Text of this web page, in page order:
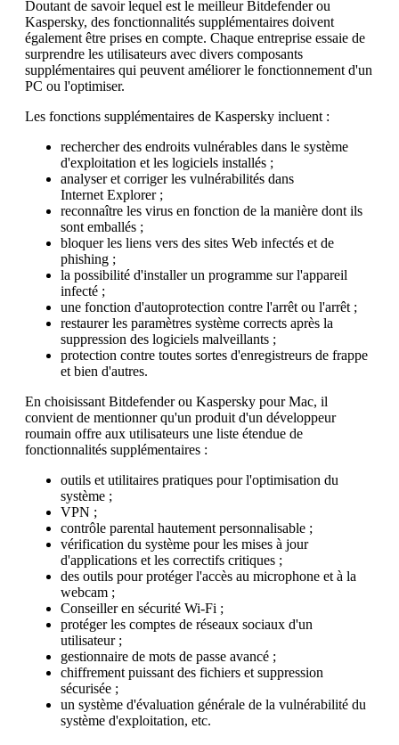
Doutant de savoir lequel est le meilleur Bitdefender ou
Kaspersky, des fonctionnalités supplémentaires doivent
également être prises en compte. Chaque entreprise essaie de
surprendre les utilisateurs avec divers composants
supplémentaires qui peuvent améliorer le fonctionnement d'un
PC ou l'optimiser.
Les fonctions supplémentaires de Kaspersky incluent :
rechercher des endroits vulnérables dans le système
d'exploitation et les logiciels installés ;
analyser et corriger les vulnérabilités dans
Internet Explorer ;
reconnaître les virus en fonction de la manière dont ils
sont emballés ;
bloquer les liens vers des sites Web infectés et de
phishing ;
la possibilité d'installer un programme sur l'appareil
infecté ;
une fonction d'autoprotection contre l'arrêt ou l'arrêt ;
restaurer les paramètres système corrects après la
suppression des logiciels malveillants ;
protection contre toutes sortes d'enregistreurs de frappe
et bien d'autres.
En choisissant Bitdefender ou Kaspersky pour Mac, il
convient de mentionner qu'un produit d'un développeur
roumain offre aux utilisateurs une liste étendue de
fonctionnalités supplémentaires :
outils et utilitaires pratiques pour l'optimisation du
système ;
VPN ;
contrôle parental hautement personnalisable ;
vérification du système pour les mises à jour
d'applications et les correctifs critiques ;
des outils pour protéger l'accès au microphone et à la
webcam ;
Conseiller en sécurité Wi-Fi ;
protéger les comptes de réseaux sociaux d'un
utilisateur ;
gestionnaire de mots de passe avancé ;
chiffrement puissant des fichiers et suppression
sécurisée ;
un système d'évaluation générale de la vulnérabilité du
système d'exploitation, etc.